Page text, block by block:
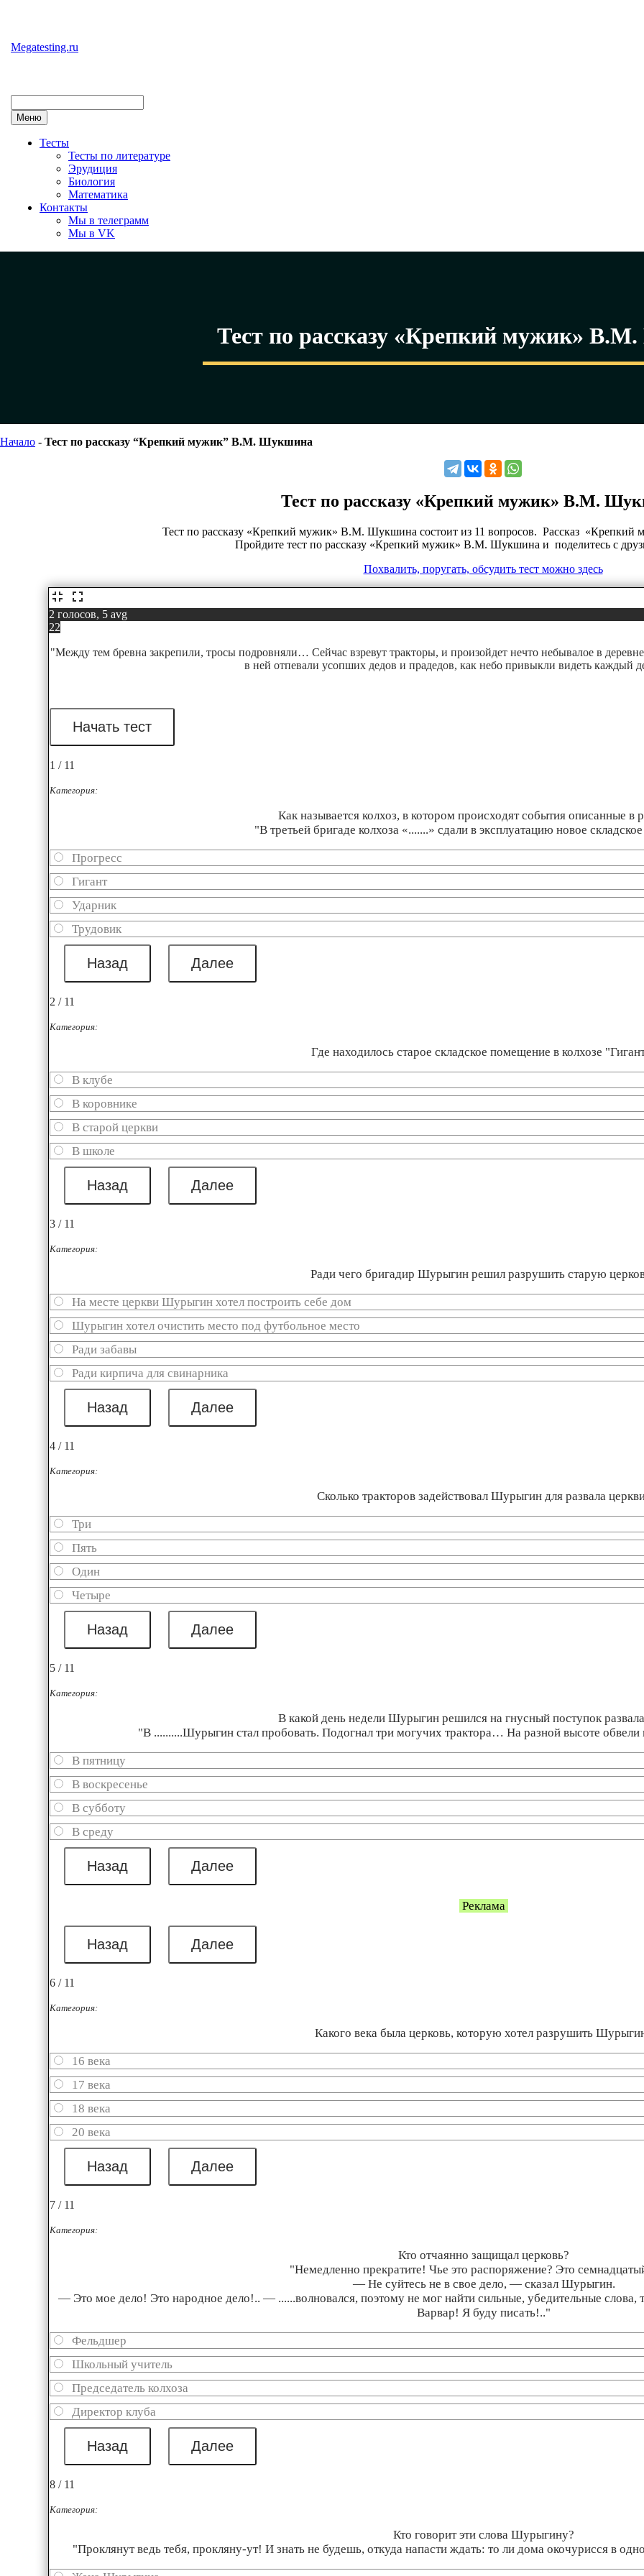
содержимому
Megatesting.ru
Меню
Тесты
Тесты по литературе
Эрудиция
Биология
Математика
Контакты
Мы в телеграмм
Мы в VK
Тест по рассказу «Крепкий мужик»
Начало - Тест по рассказу “Крепкий мужик” В.М. Шукшина
Тест по рассказу «Крепкий мужик» В.М.
Тест по рассказу «Крепкий мужик» В.М. Шукшина состоит из 11 вопросов. Рассказ «Крепкий
Пройдите тест по рассказу «Крепкий мужик» В.М. Шукшина и поделитесь с
Похвалить, поругать, обсудить тест можно здесь
2 голосов, 5 avg
22
"Между тем бревна закрепили, тросы подровняли… Сейчас взревут тракторы, и произойдет нечто небывалое в
в ней отпевали усопших дедов и прадедов, как небо привыкли видеть каждый
1 / 11
Категория:
Как называется колхоз, в котором происходят события описанные в
"В третьей бригаде колхоза «.......» сдали в эксплуатацию новое
Прогресс
Гигант
Ударник
Трудовик
2 / 11
Категория:
Где находилось старое складское помещение в колхозе
В клубе
В коровнике
В старой церкви
В школе
3 / 11
Категория:
Ради чего бригадир Шурыгин решил разрушить старую
На месте церкви Шурыгин хотел построить себе дом
Шурыгин хотел очистить место под футбольное место
Ради забавы
Ради кирпича для свинарника
4 / 11
Категория:
Сколько тракторов задействовал Шурыгин для развала
Три
Пять
Один
Четыре
5 / 11
Категория:
В какой день недели Шурыгин решился на гнусный поступок
"В ..........Шурыгин стал пробовать. Подогнал три могучих трактора… На разной высоте
В пятницу
В воскресенье
В субботу
В среду
Реклама
6 / 11
Категория:
Какого века была церковь, которую хотел разрушить
16 века
17 века
18 века
20 века
7 / 11
Категория:
Кто отчаянно защищал церковь?
"Немедленно прекратите! Чье это распоряжение? Это
— Не суйтесь не в свое дело, — сказал Шурыгин.
— Это мое дело! Это народное дело!.. — ......волновался, поэтому не мог найти сильные, убедительные
Варвар! Я буду писать!.."
Фельдшер
Школьный учитель
Председатель колхоза
Директор клуба
8 / 11
Категория:
Кто говорит эти слова Шурыгину?
"Проклянут ведь тебя, прокляну-ут! И знать не будешь, откуда напасти ждать: то ли дома окочурисся в